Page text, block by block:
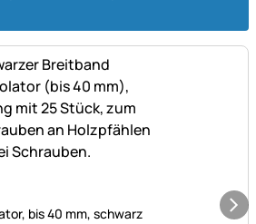
abgegeben
bis 40 mm, schwarz